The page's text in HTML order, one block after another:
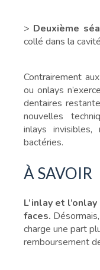
> Deuxième
collé dans la
Contrairement
ou onlays
dentaires
nouvelles
inlays
bactéries.
À SAVOIR
L’inlay et
faces.
charge une part
remboursement